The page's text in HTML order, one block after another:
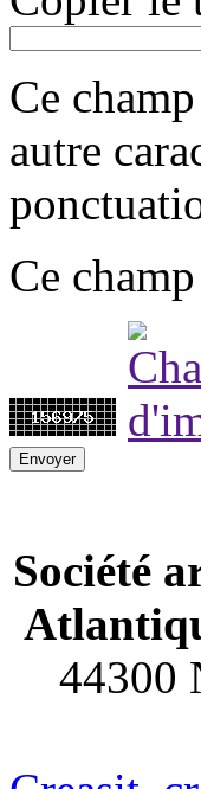
Ce
autre
Ce
Société
44300